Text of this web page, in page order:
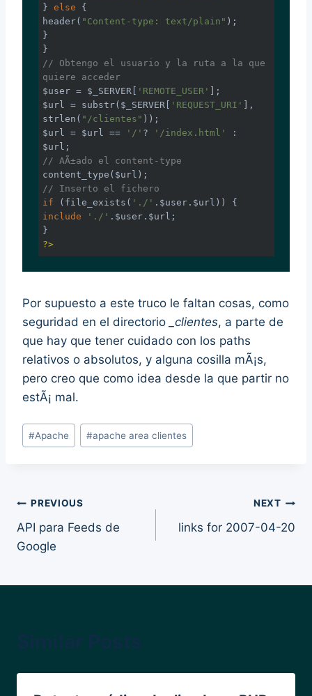
} else {
header( "Content-type: text/plain" );
}
// Obtengo el usuario y la ruta a la que
quiere acceder
$user = $_SERVER[
'REMOTE_USER'
];
$url = substr($_SERVER[
'REQUEST_URI'
],
strlen( "/clientes" ));
$url = $url ==
'/' ? '/index.html'
:
// AÃ±ado el content-type
// Inserto el fichero
if (file_exists( './'
include
'./' .$user.$url;
?>
Por supuesto a este truco le faltan cosas, como
seguridad en el directorio
_clientes, a parte de
que hay que tener cuidado con los paths
relativos o absolutos, y alguna cosilla mÃ¡s,
pero creo que como idea desde la que partir no
estÃ¡ mal.
Post
Tags:
#Apache #apache area clientes
Post
navigation
PREVIOUS
API para Feeds de
Google
NEXT
links for 2007-04-20